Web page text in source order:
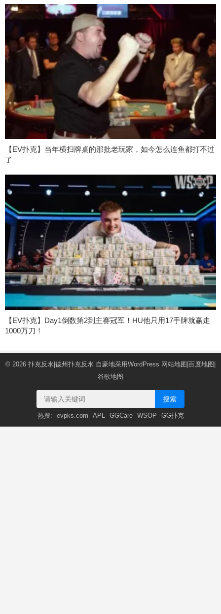
【EV扑克】当年横扫牌桌的那批老玩家，如今怎么连鱼都打不过
了
【EV扑克】Day1倒数第2到主赛冠军！HU他只用17手牌就赢走
1000万刀！
© 2026 扑克反水|德州扑克反水 自豪地采用WordPress 网站地图 百度地图
谷歌地图
搜索
热搜: evpks.com APL GGCare WSOP GG扑克